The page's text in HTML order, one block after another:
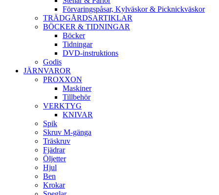
Förvaringspåsar, Kylväskor & Picknickväskor
TRÄDGÅRDSARTIKLAR
BÖCKER & TIDNINGAR
Böcker
Tidningar
DVD-instruktions
Godis
JÄRNVAROR
PROXXON
Maskiner
Tillbehör
VERKTYG
KNIVAR
Spik
Skruv M-gänga
Träskruv
Fjädrar
Öljetter
Hjul
Ben
Krokar